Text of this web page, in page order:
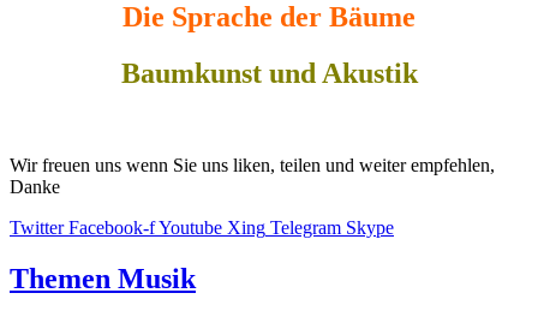
Die Sprache der Bäume
Baumkunst und Akustik
Wir freuen uns wenn Sie uns liken, teilen und weiter empfehlen,
Danke
Twitter Facebook-fYoutube Xing Telegram Skype
Themen Musik